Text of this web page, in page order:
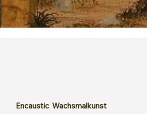
Encaustic Wachsmalkunst